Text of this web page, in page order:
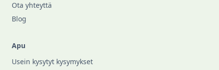
Ota yhteyttä
Blog
Apu
Usein kysytyt kysymykset